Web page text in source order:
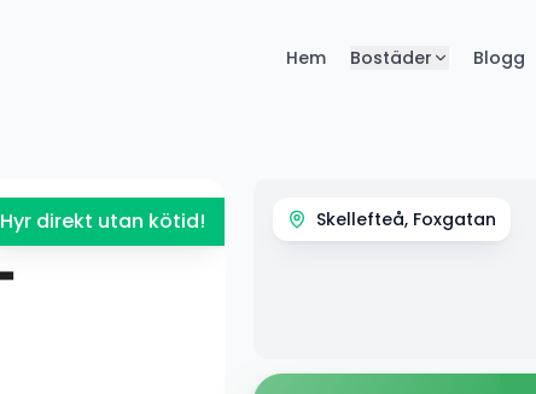
Hem Bostäder Blogg
Hyr direkt utan kötid! Skellefteå, Foxgatan